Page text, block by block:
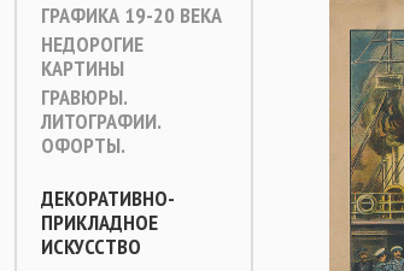
ГРАФИКА 19-20 ВЕКА
НЕДОРОГИЕ
КАРТИНЫ
ГРАВЮРЫ.
ЛИТОГРАФИИ.
ОФОРТЫ.
ДЕКОРАТИВНО-
ПРИКЛАДНОЕ
ИСКУССТВО